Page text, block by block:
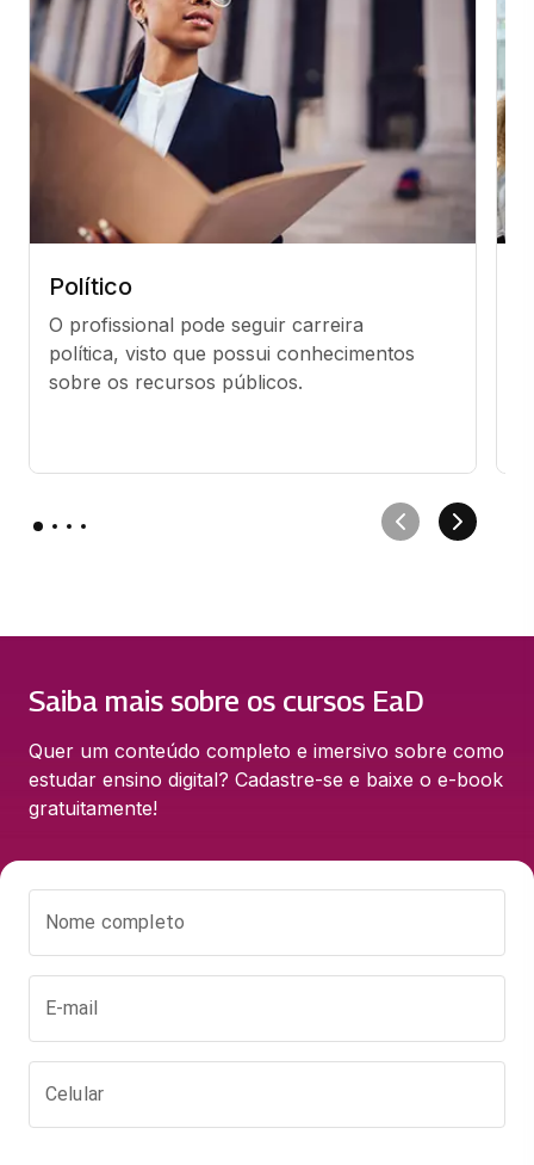
Político
O profissional pode seguir carreira
política, visto que possui conhecimentos
sobre os recursos públicos.
Saiba mais sobre os cursos EaD
Quer um conteúdo completo e imersivo sobre como
estudar ensino digital? Cadastre-se e baixe o e-book
gratuitamente!
Nome completo
E-mail
Celular